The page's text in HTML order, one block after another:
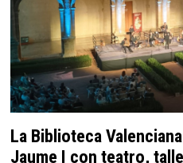
La Biblioteca